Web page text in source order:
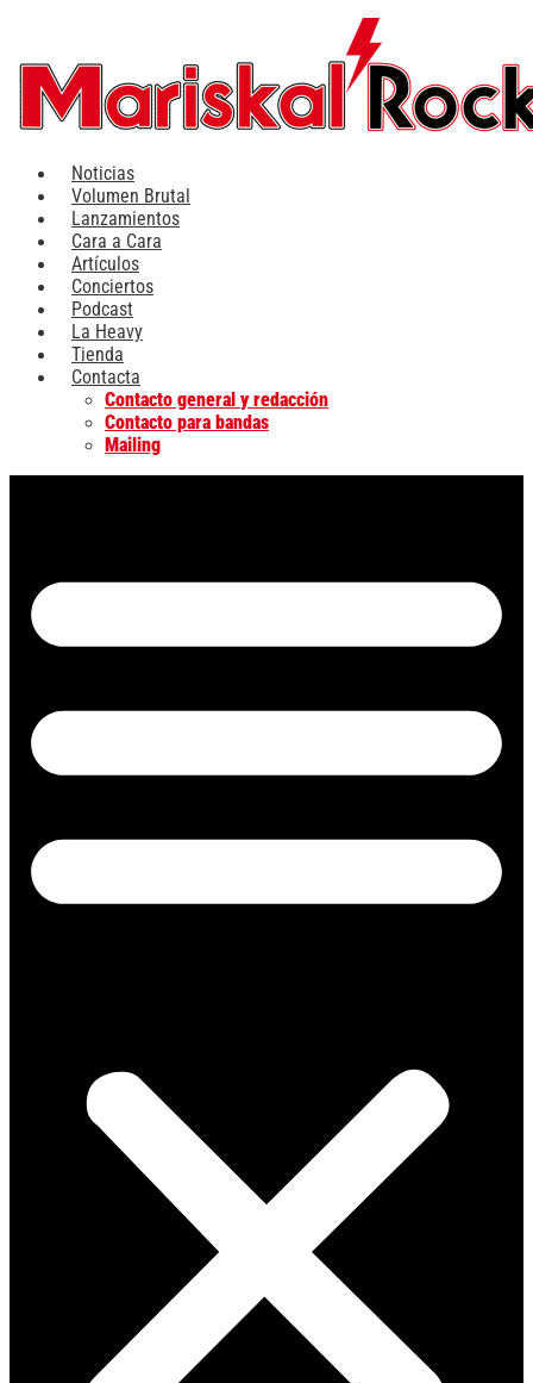
contenido
Noticias
Volumen Brutal
Lanzamientos
Cara a Cara
Artículos
Conciertos
Podcast
La Heavy
Tienda
Contacta
Contacto general y redacción
Contacto para bandas
Mailing